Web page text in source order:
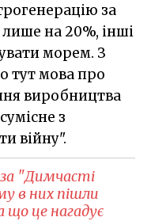
за
на 20%, інші
морем. З
тут мова про
виробництва
з
війну".
"Димчасті
в них пішли
це нагадує